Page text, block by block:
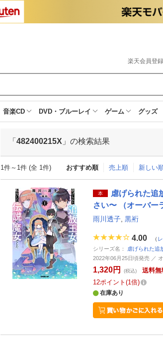
楽天会員登録
音楽CD DVD・ブルーレイ ゲーム グッズ
「 482400215X 」の検索結果
1件～1件 (全 1件) おすすめ順 売上順 新しい
本
虐げられた追
さい〜 （オーバー
雨川透子 黒裄
4.00 （
シリーズ名： 虐げられた追
2022年06月25日頃発売 ／
1,320円 (税込)
送料無
12ポイント 1倍
在庫あり